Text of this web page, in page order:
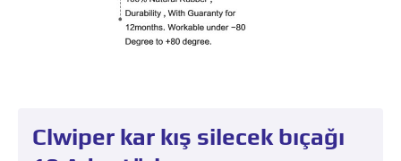
Clwiper kar kış silecek bıçağı